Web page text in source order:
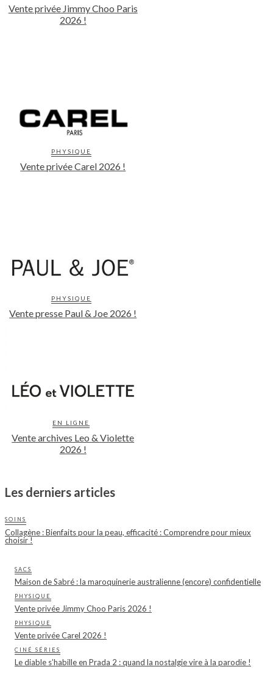
Vente privée Jimmy Choo Paris
2026 !
PHYSIQUE
Vente privée Carel 2026 !
PHYSIQUE
Vente presse Paul & Joe 2026 !
EN LIGNE
Vente archives Leo & Violette
2026 !
Les derniers articles
SOINS
Collagène : Bienfaits pour la peau, efficacité : Comprendre pour mieux
choisir !
SACS
Maison de Sabré : la maroquinerie australienne (encore) confidentielle
PHYSIQUE
Vente privée Jimmy Choo Paris 2026 !
PHYSIQUE
Vente privée Carel 2026 !
CINÉ SÉRIES
Le diable s’habille en Prada 2 : quand la nostalgie vire à la parodie !